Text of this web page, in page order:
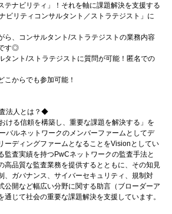
ナビリティ」！それを軸に課題解決を支援する
ビリティコンサルタント／ストラテジスト」に
、コンサルタント/ストラテジストの業務内容
す◎
ント/ストラテジストに質問が可能！匿名での
からでも参加可能！
法人とは？◆
ける信頼を構築し、重要な課題を解決する」を
バルネットワークのメンバーファームとしてデ
ーディングファームとなることをVisionとしてい
監査実績を持つPwCネットワークの監査手法と
高品質な監査業務を提供するとともに、その知見
、ガバナンス、サイバーセキュリティ、規制対
公開など幅広い分野に関する助言（ブローダーア
通じて社会の重要な課題解決を支援しています。